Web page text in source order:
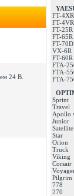
24 В.
FT-4XR
FT-4VR
FT-25R
FT-65R
FT-
VX-6R
FT-60R
FTA-
FTA-
FTA-
Sprint
Travel
Apollo
Junior
Satellite
Star
Orion
Truck
Viking
Corsair
Pilgrim
778
270